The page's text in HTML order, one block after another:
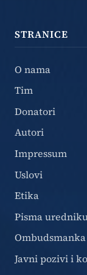
STRANICE
O nama
Tim
Donatori
Autori
Impressum
Uslovi
Etika
Pisma
Ombudsmanka
Javni pozivi i